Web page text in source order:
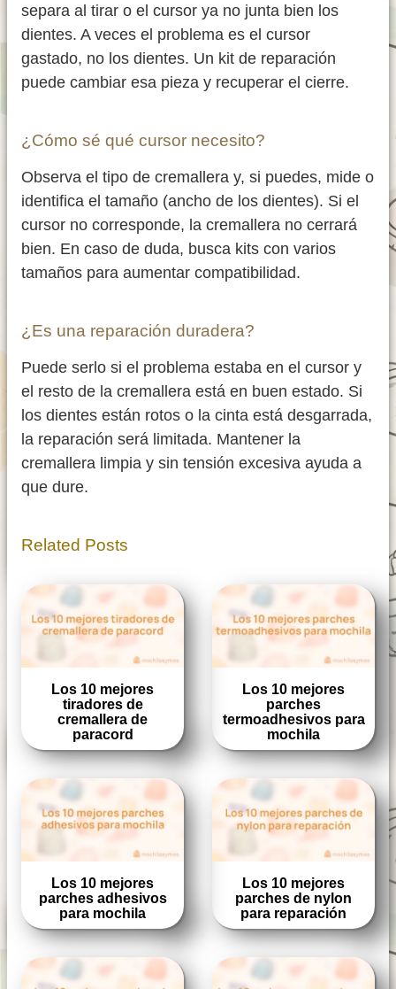
separa al tirar o el cursor ya no junta bien los
dientes. A veces el problema es el cursor
gastado, no los dientes. Un kit de reparación
puede cambiar esa pieza y recuperar el cierre.
¿Cómo sé qué cursor necesito?
Observa el tipo de cremallera y, si puedes, mide o
identifica el tamaño (ancho de los dientes). Si el
cursor no corresponde, la cremallera no cerrará
bien. En caso de duda, busca kits con varios
tamaños para aumentar compatibilidad.
¿Es una reparación duradera?
Puede serlo si el problema estaba en el cursor y
el resto de la cremallera está en buen estado. Si
los dientes están rotos o la cinta está desgarrada,
la reparación será limitada. Mantener la
cremallera limpia y sin tensión excesiva ayuda a
que dure.
Related Posts
Los 10 mejores
tiradores de
cremallera de
paracord
Los 10 mejores
parches
termoadhesivos para
mochila
Los 10 mejores
parches adhesivos
para mochila
Los 10 mejores
parches de nylon
para reparación